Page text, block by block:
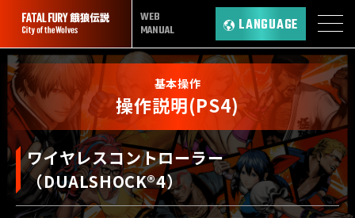
WEB
MANUAL
LANGUAGE
基本操作
操作説明(PS4)
ワイヤレスコントローラー
（DUALSHOCK®4）